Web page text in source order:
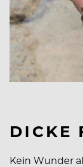
DICKE
Kein Wunder